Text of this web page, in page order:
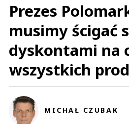
Prezes
musimy ścigać
dyskontami na
wszystkich
MICHAŁ CZUBAK